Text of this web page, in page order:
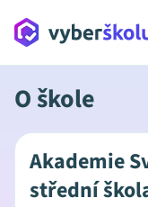
O škole
Akademie
střední